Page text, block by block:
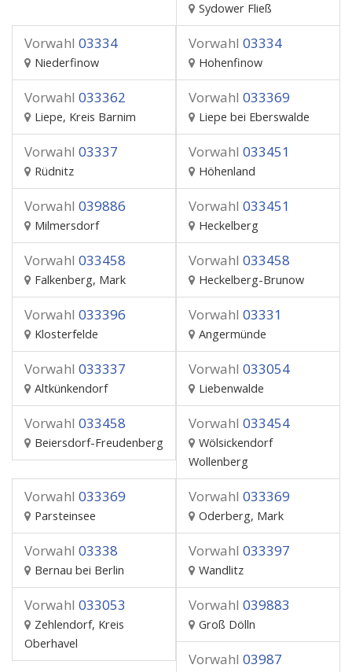
Sydower Fließ
Vorwahl 03334
Niederfinow
Vorwahl 03334
Hohenfinow
Vorwahl 033362
Liepe, Kreis Barnim
Vorwahl 033369
Liepe bei Eberswalde
Vorwahl 03337
Rüdnitz
Vorwahl 033451
Höhenland
Vorwahl 039886
Milmersdorf
Vorwahl 033451
Heckelberg
Vorwahl 033458
Falkenberg, Mark
Vorwahl 033458
Heckelberg-Brunow
Vorwahl 033396
Klosterfelde
Vorwahl 03331
Angermünde
Vorwahl 033337
Altkünkendorf
Vorwahl 033054
Liebenwalde
Vorwahl 033458
Beiersdorf-Freudenberg
Vorwahl 033454
Wölsickendorf
Wollenberg
Vorwahl 033369
Parsteinsee
Vorwahl 033369
Oderberg, Mark
Vorwahl 03338
Bernau bei Berlin
Vorwahl 033397
Wandlitz
Vorwahl 033053
Zehlendorf, Kreis
Oberhavel
Vorwahl 039883
Groß Dölln
Vorwahl 03987